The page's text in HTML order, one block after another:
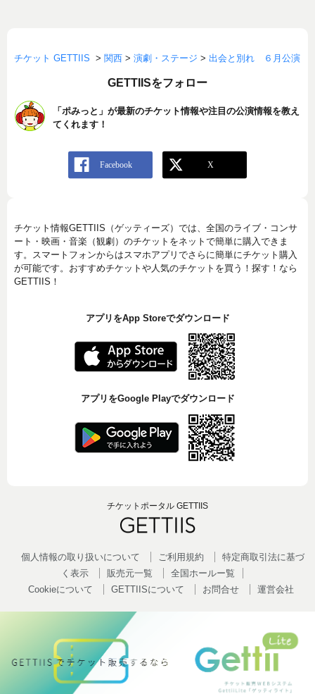
チケット GETTIIS > 関西 > 演劇・ステージ > 出会と別れ ６月公演
GETTIISをフォロー
「ポみっと」が最新のチケット情報や注目の公演情報を教え
てくれます！
チケット情報GETTIIS（ゲッティーズ）では、全国のライブ・コンサ
ート・映画・音楽（観劇）のチケットをネットで簡単に購入できま
す。スマートフォンからはスマホアプリでさらに簡単にチケット購入
が可能です。おすすめチケットや人気のチケットを買う！探す！なら
GETTIIS！
アプリをApp Storeでダウンロード
アプリをGoogle Playでダウンロード
チケットポータル GETTIIS
個人情報の取り扱いについて ご利用規約
特定商取引法に基づ
く表示
販売元一覧
全国ホールー覧
Cookieについて
GETTIISについて お問合せ 運営会社